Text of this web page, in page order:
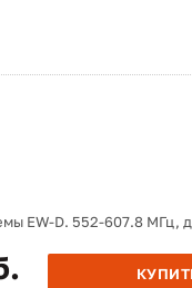
EW-D. 552-607.8 МГц,